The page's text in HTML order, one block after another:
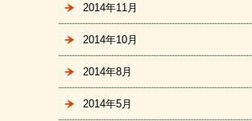
2014年11月
2014年10月
2014年8月
2014年5月